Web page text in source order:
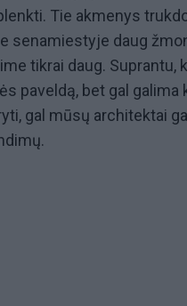
Tie akmenys
senamiestyje daug
tikrai daug. Suprantu,
paveldą, bet gal galima
gal mūsų architektai